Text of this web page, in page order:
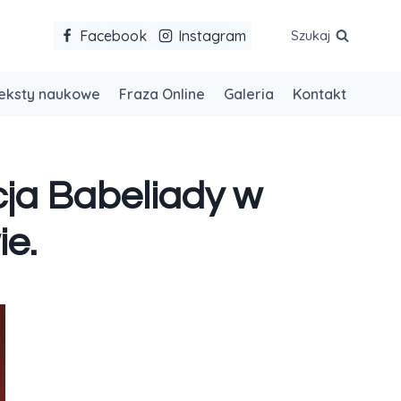
Facebook Instagram Szukaj
naukowe Fraza Online Galeria Kontakt
Babeliady w